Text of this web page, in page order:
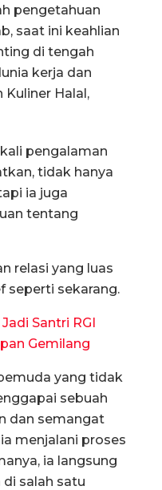
pengetahuan
saat ini keahlian
di tengah
kerja dan
Kuliner Halal,
pengalaman
tidak hanya
ia juga
tentang
relasi yang luas
seperti sekarang.
Santri RGI
Gemilang
yang tidak
sebuah
dan semangat
menjalani proses
ia langsung
salah satu